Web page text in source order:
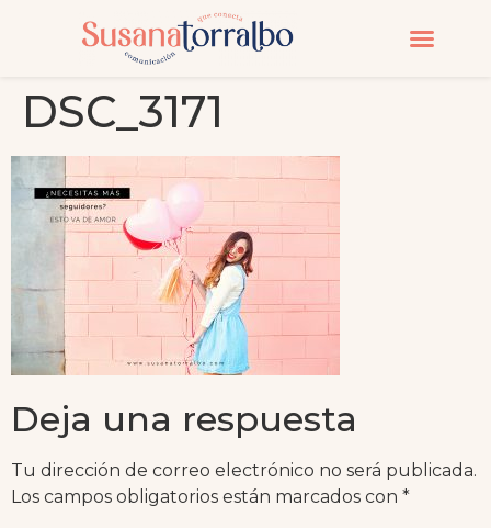
DSC_3171
Deja una respuesta
Tu dirección de correo electrónico no será publicada.
Los campos obligatorios están marcados con *